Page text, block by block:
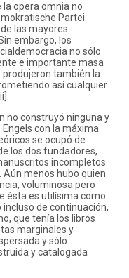
la opera omnia no
Partei
las mayores
embargo, los
no sólo
e importante masa
produjeron también la
así cualquier
no construyó ninguna y
con la máxima
se ocupó de
los dos fundadores,
incompletos
menos hubo quien
voluminosa pero
ésta es utilísima como
de continuación,
que tenía los libros
marginales y
y sólo
y catalogada